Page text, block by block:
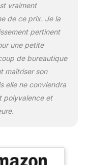
à partir
appareil
- Vous
imprimer,
et
mais
configurer,
et
votre
le tout
vraiment
de ce prix. Je la
pertinent
une petite
de bureautique
maîtriser son
elle ne conviendra
polyvalence et